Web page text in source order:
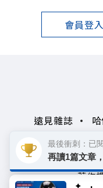
會員登入
遠見雜誌
未來親子學習平
著作
最後衝刺：已
再讀1篇文章